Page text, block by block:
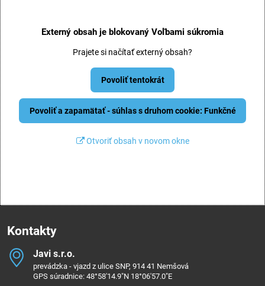
Externý obsah je blokovaný Voľbami súkromia
Prajete si načítať externý obsah?
Povoliť tentokrát
Povoliť a zapamätať - súhlas s druhom cookie: Funkčné
Otvoriť obsah v novom okne
Kontakty
Javi s​.r​.o​.
prevádzka - vjazd z ulice SNP, 914 41 Nemšová
GPS súradnice: 48°58'14.9"N 18°06'57.0"E